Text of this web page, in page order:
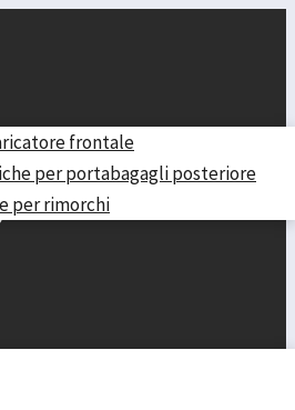
frontale
per portabagagli posteriore
per rimorchi